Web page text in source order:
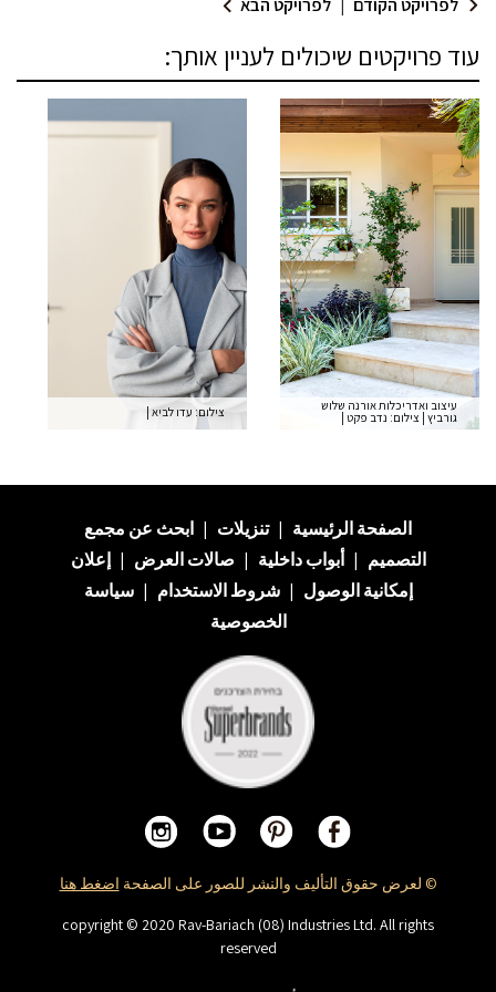
לפרויקט הקודם | לפרויקט הבא
עוד פרויקטים שיכולים לעניין אותך:
עיצוב ואדריכלות אורנה שלוש
גורביץ צילום: נדב פקט צילום: עדו לביא
الصفحة الرئيسية | تنزيلات | ابحث عن مجمع
التصميم | أبواب داخلية | صالات العرض | إعلان
إمكانية الوصول | شروط الاستخدام | سياسة
الخصوصية
© لعرض حقوق التأليف والنشر للصور على الصفحة اضغط هنا
copyright © 2020 Rav-Bariach (08) Industries Ltd. All rights
reserved